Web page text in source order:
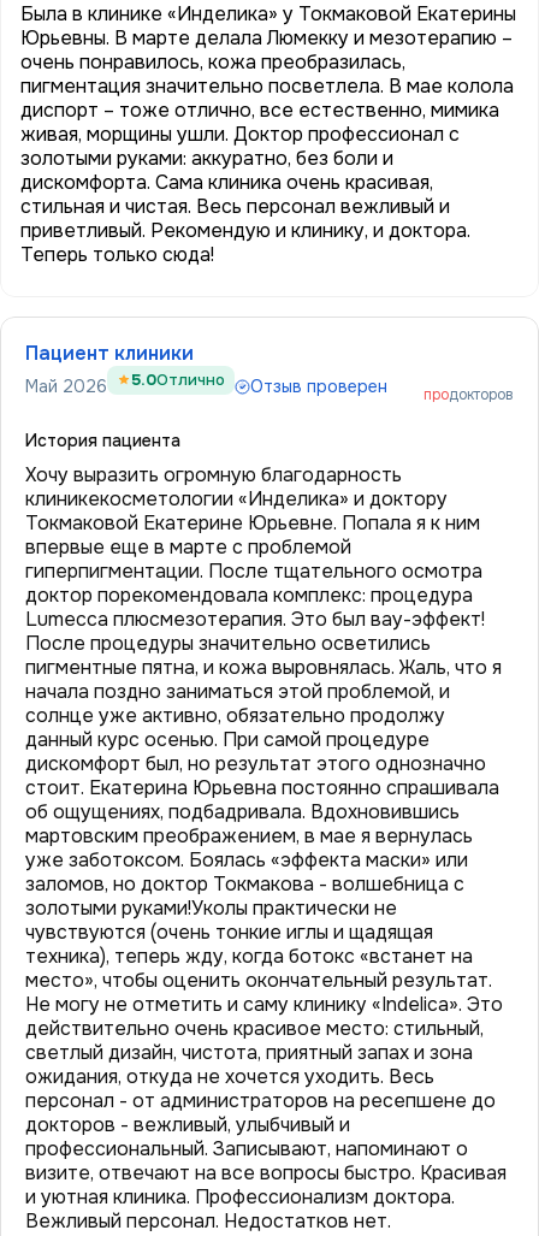
Была в клинике «Инделика» у Токмаковой Екатерины
Юрьевны. В марте делала Люмекку и мезотерапию –
очень понравилось, кожа преобразилась,
пигментация значительно посветлела. В мае колола
диспорт – тоже отлично, все естественно, мимика
живая, морщины ушли. Доктор профессионал с
золотыми руками: аккуратно, без боли и
дискомфорта. Сама клиника очень красивая,
стильная и чистая. Весь персонал вежливый и
приветливый. Рекомендую и клинику, и доктора.
Теперь только сюда!
Пациент клиники
Май 2026 5.0Отлично Отзыв проверен продокторов
История пациента
Хочу выразить огромную благодарность
клиникекосметологии «Инделика» и доктору
Токмаковой Екатерине Юрьевне. Попала я к ним
впервые еще в марте с проблемой
гиперпигментации. После тщательного осмотра
доктор порекомендовала комплекс: процедура
Lumecca плюсмезотерапия. Это был вау-эффект!
После процедуры значительно осветились
пигментные пятна, и кожа выровнялась. Жаль, что я
начала поздно заниматься этой проблемой, и
солнце уже активно, обязательно продолжу
данный курс осенью. При самой процедуре
дискомфорт был, но результат этого однозначно
стоит. Екатерина Юрьевна постоянно спрашивала
об ощущениях, подбадривала. Вдохновившись
мартовским преображением, в мае я вернулась
уже заботоксом. Боялась «эффекта маски» или
заломов, но доктор Токмакова - волшебница с
золотыми руками!Уколы практически не
чувствуются (очень тонкие иглы и щадящая
техника), теперь жду, когда ботокс «встанет на
место», чтобы оценить окончательный результат.
Не могу не отметить и саму клинику «Indelica». Это
действительно очень красивое место: стильный,
светлый дизайн, чистота, приятный запах и зона
ожидания, откуда не хочется уходить. Весь
персонал - от администраторов на ресепшене до
докторов - вежливый, улыбчивый и
профессиональный. Записывают, напоминают о
визите, отвечают на все вопросы быстро. Красивая
и уютная клиника. Профессионализм доктора.
Вежливый персонал. Недостатков нет.